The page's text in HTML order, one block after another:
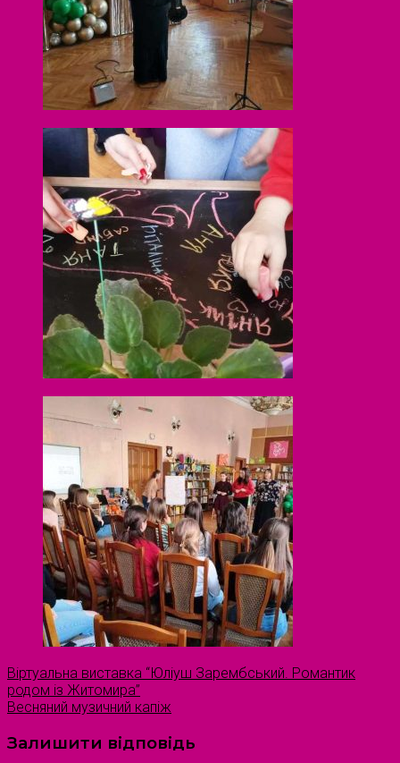
Віртуальна виставка “Юліуш Зарембський. Романтик
родом із Житомира”
Весняний музичний капіж
Залишити відповідь